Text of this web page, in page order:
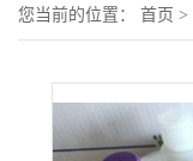
您当前的位置： 首页 >